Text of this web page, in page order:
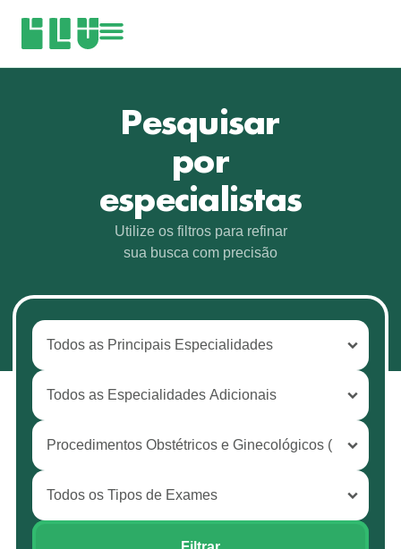
Pesquisar
por
especialistas
Utilize os filtros para refinar
sua busca com precisão